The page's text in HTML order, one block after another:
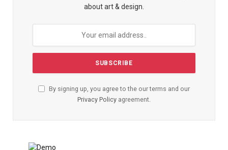
about art & design.
By signing up, you agree to the our terms and our
Privacy Policy agreement.